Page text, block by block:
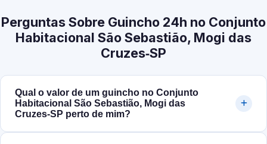
Perguntas Sobre Guincho 24h no Conjunto
Habitacional São Sebastião, Mogi das
Cruzes‑SP
Qual o valor de um guincho no Conjunto
Habitacional São Sebastião, Mogi das
Cruzes‑SP perto de mim?